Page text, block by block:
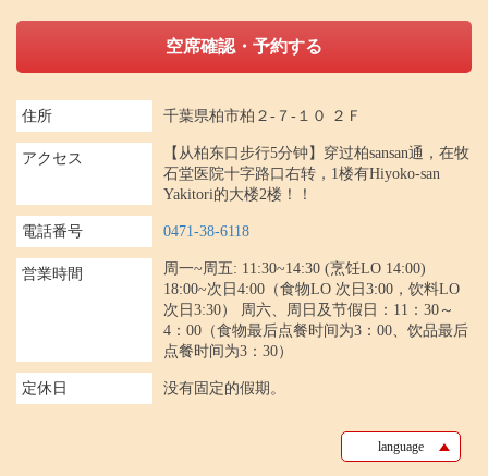
空席確認・予約する
住所 千葉県柏市柏２-７-１０ ２Ｆ
アクセス
【从柏东口步行5分钟】穿过柏sansan通，在牧
石堂医院十字路口右转，1楼有Hiyoko-san
Yakitori的大楼2楼！！
電話番号 0471-38-6118
営業時間
周一~周五: 11:30~14:30 (烹饪LO 14:00)
18:00~次日4:00（食物LO 次日3:00，饮料LO
次日3:30） 周六、周日及节假日：11：30～
4：00（食物最后点餐时间为3：00、饮品最后
点餐时间为3：30）
定休日 没有固定的假期。
language